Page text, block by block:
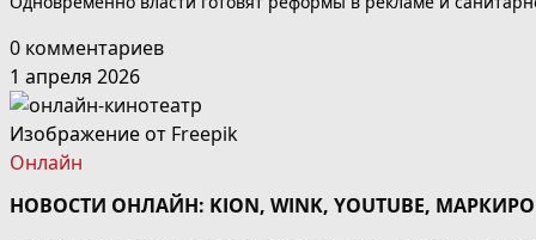
0 комментариев
1 апреля 2026
Изображение от Freepik
Онлайн
НОВОСТИ ОНЛАЙН: KION, WINK, YOUTUBE,